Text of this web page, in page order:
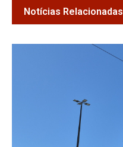
Notícias Relacionadas